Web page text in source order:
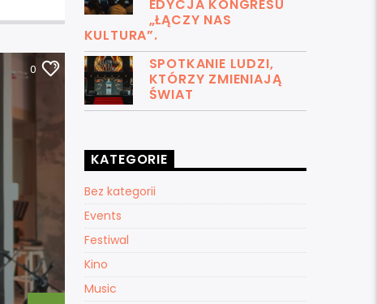
0
EDYCJA KONGRESU
„ŁĄCZY NAS
KULTURA”.
SPOTKANIE LUDZI,
KTÓRZY ZMIENIAJĄ
ŚWIAT
KATEGORIE
Bez kategorii
Events
Festiwal
Kino
Music